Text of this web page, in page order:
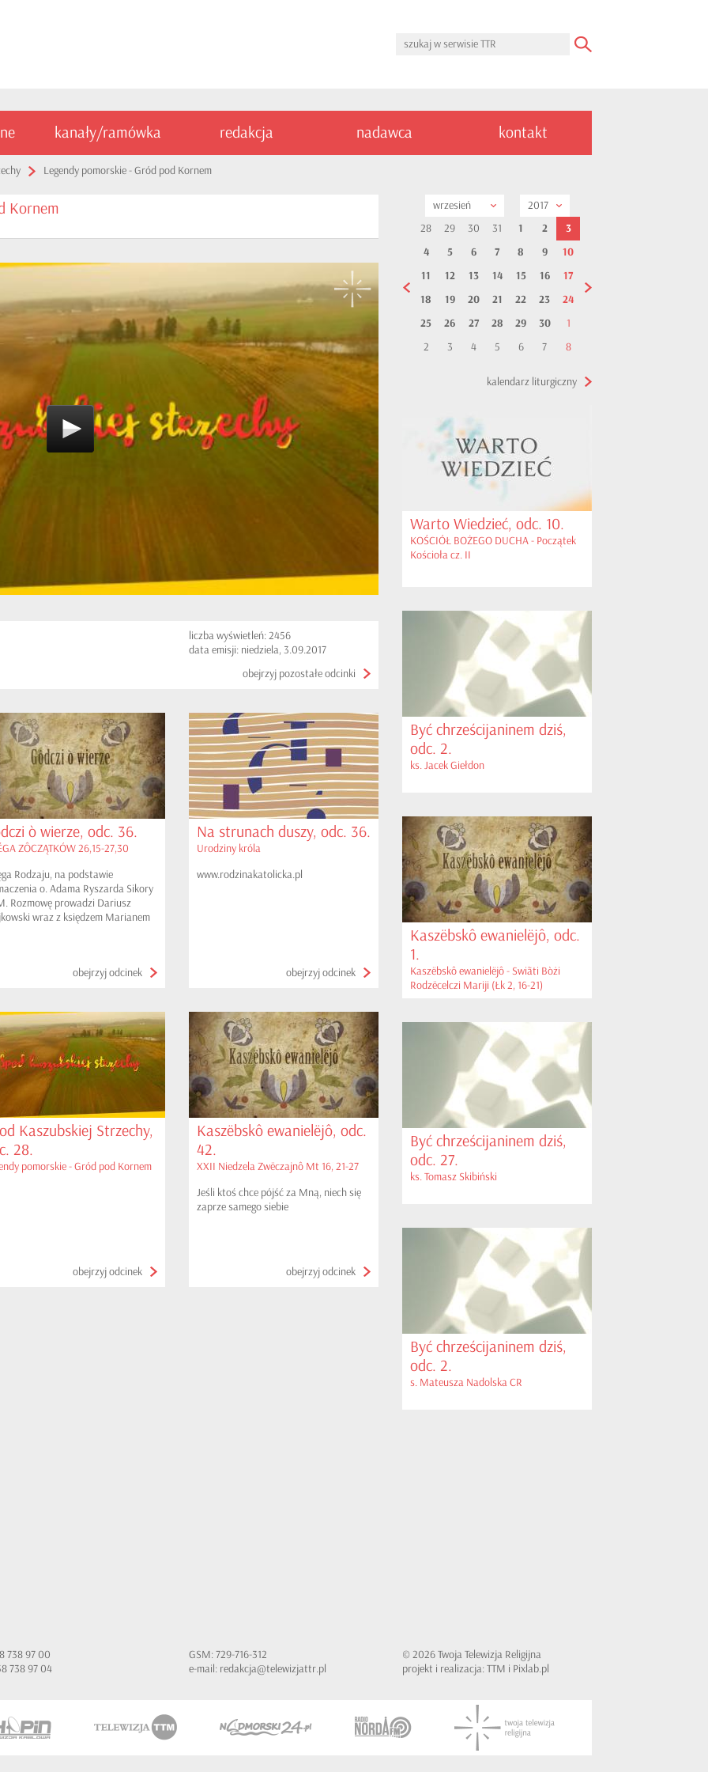
kanały/ramówka redakcja nadawca kontakt
Legendy pomorskie - Gród pod Kornem
Kornem
liczba wyświetleń: 2456
data emisji: niedziela, 3.09.2017
obejrzyj pozostałe odcinki
ò wierze, odc. 36.
ZÔCZĄTKÓW 26,15-27,30
Rodzaju, na podstawie
o. Adama Ryszarda Sikory
Rozmowę prowadzi Dariusz
wraz z księdzem Marianem
podstępnie otrzymujeobejrzyj odcinek
Na strunach duszy, odc. 36.
Urodziny króla
www.rodzinakatolicka.pl
obejrzyj odcinek
Kaszubskiej Strzechy,
28.
pomorskie - Gród pod Kornem
obejrzyj odcinek
Kaszëbskô ewanielëjô, odc.
42.
XXII Niedzela Zwëczajnô Mt 16, 21-27
Jeśli ktoś chce pójść za Mną, niech się
zaprze samego siebie
obejrzyj odcinek
wrzesień
2017
28
29 30 31 1 2
3
4
5 6 7 8 9
10
11
12 13 14 15 16
17
18
19 20 21 22 23
24
25
26 27 28 29 30
1
2
3 4 5 6 7 8
kalendarz liturgiczny
Warto Wiedzieć, odc. 10.
KOŚCIÓŁ BOŻEGO DUCHA - Początek
Kościoła cz. II
Być chrześcijaninem dziś,
odc. 2.
ks. Jacek Giełdon
Kaszëbskô ewanielëjô, odc.
1.
Kaszëbskô ewanielëjô - Swiãti Bòżi
Rodzëcelczi Mariji (Łk 2, 16-21)
Być chrześcijaninem dziś,
odc. 27.
ks. Tomasz Skibiński
Być chrześcijaninem dziś,
odc. 2.
s. Mateusza Nadolska CR
738 97 00
738 97 04
GSM: 729-716-312
e-mail: redakcja@telewizjattr.pl
© 2026 Twoja Telewizja Religijna
projekt i realizacja: TTM i Pixlab.pl